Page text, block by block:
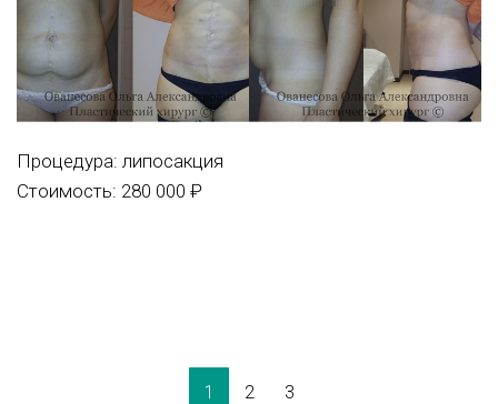
Процедура: липосакция
Стоимость: 280 000 ₽
1 2 3